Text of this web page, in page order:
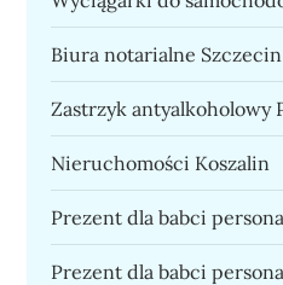
Biura notarialne Szczecin
Zastrzyk antyalkoholowy
Nieruchomości Koszalin
Prezent dla babci
Prezent dla babci